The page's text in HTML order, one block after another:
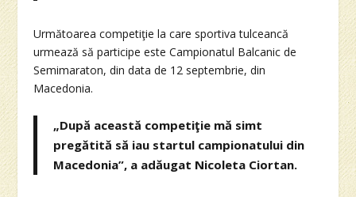
Următoarea competiţie la care sportiva tulceancă
urmează să participe este Campionatul Balcanic de
Semimaraton, din data de 12 septembrie, din
Macedonia.
„După această competiţie mă simt
pregătită să iau startul campionatului din
Macedonia”, a adăugat Nicoleta Ciortan.